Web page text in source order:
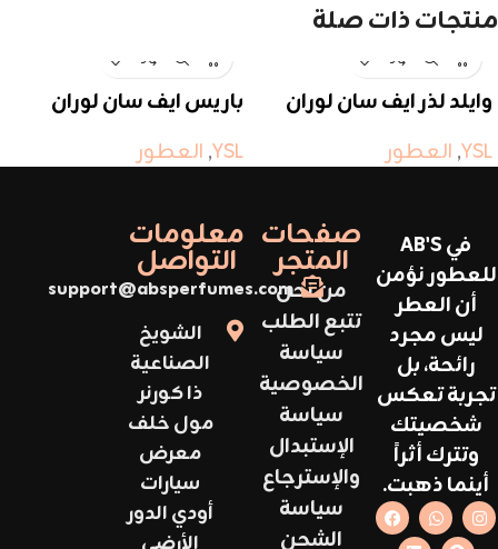
منتجات ذات صلة
وايلد لذر ايف سان لوران
YSL
, العطور
باريس ايف سان لوران
YSL
, العطور
في AB'S
للعطور نؤمن
أن العطر
ليس مجرد
رائحة، بل
تجربة تعكس
شخصيتك
وتترك أثراً
أينما ذهبت.
صفحات
المتجر
من نحن
تتبع الطلب
سياسة
الخصوصية
سياسة
الإستبدال
والإسترجاع
سياسة
الشحن
معلومات
التواصل
support@absperfumes.com
الشويخ
الصناعية
ذا كورنر
مول خلف
معرض
سيارات
أودي الدور